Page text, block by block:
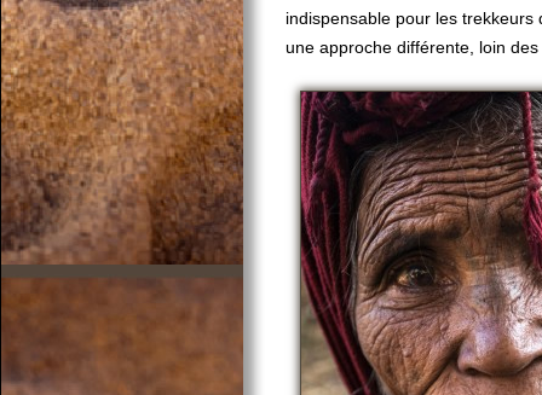
indispensable pour les
une approche différente, loin